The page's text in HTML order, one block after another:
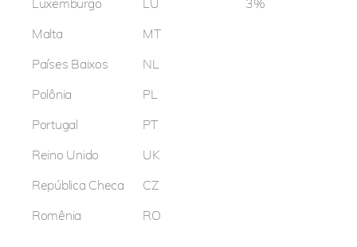
Luxemburgo
LU
3%
Malta
MT
Países Baixos
NL
Polônia
PL
Portugal
PT
Reino Unido
UK
República Checa
CZ
Romênia
RO